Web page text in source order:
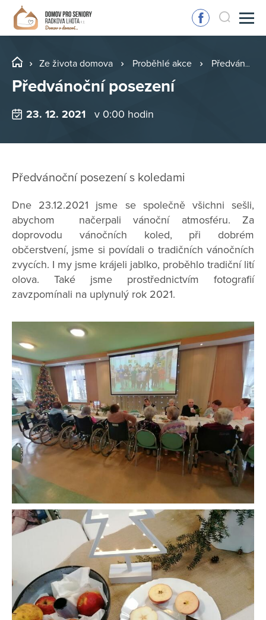
Ze života domova Proběhlé akce Předvánoční posezení
Předvánoční posezení
23. 12. 2021 v 0:00 hodin
Předvánoční posezení s koledami
Dne 23.12.2021 jsme se společně všichni sešli,
abychom načerpali vánoční atmosféru. Za
doprovodu vánočních koled, při dobrém
občerstvení, jsme si povídali o tradičních vánočních
zvycích. I my jsme krájeli jablko, proběhlo tradiční lití
olova. Také jsme prostřednictvím fotografií
zavzpomínali na uplynulý rok 2021.